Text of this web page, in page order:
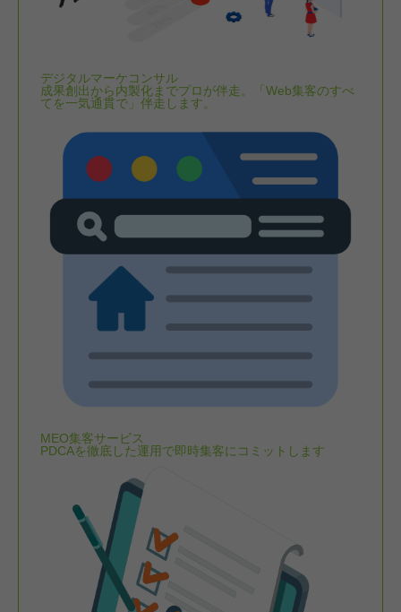
デジタルマーケコンサル
成果創出から内製化までプロが伴走。「Web集客のすべ
てを一気通貫で」伴走します。
MEO集客サービス
PDCAを徹底した運用で即時集客にコミットします